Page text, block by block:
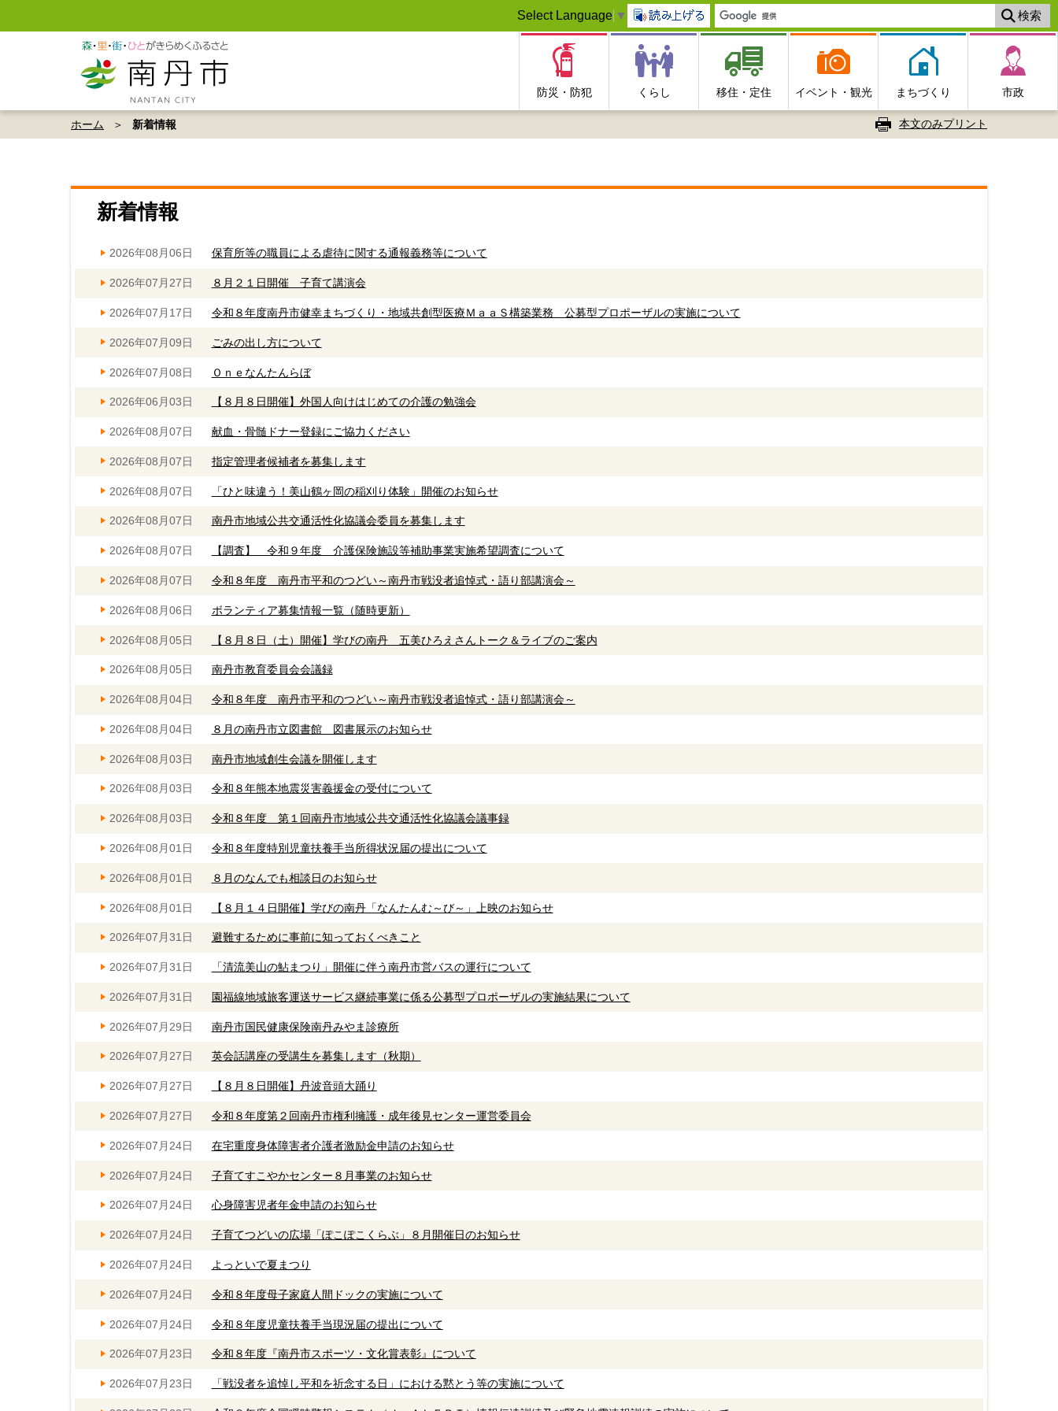
Select Language ▼
防災・防犯 くらし 移住・定住 イベント・観光 まちづくり 市政
ホーム 新着情報 本文のみプリント
新着情報
2026年08月06日 保育所等の職員による虐待に関する通報義務等について
2026年07月27日 ８月２１日開催 子育て講演会
2026年07月17日 令和８年度南丹市健幸まちづくり・地域共創型医療ＭａａＳ構築業務 公募型プロポーザルの実施について
2026年07月09日 ごみの出し方について
2026年07月08日 Ｏｎｅなんたんらぼ
2026年06月03日 【８月８日開催】外国人向けはじめての介護の勉強会
2026年08月07日 献血・骨髄ドナー登録にご協力ください
2026年08月07日 指定管理者候補者を募集します
2026年08月07日 「ひと味違う！美山鶴ヶ岡の稲刈り体験」開催のお知らせ
2026年08月07日 南丹市地域公共交通活性化協議会委員を募集します
2026年08月07日 【調査】 令和９年度 介護保険施設等補助事業実施希望調査について
2026年08月07日 令和８年度 南丹市平和のつどい～南丹市戦没者追悼式・語り部講演会～
2026年08月06日 ボランティア募集情報一覧（随時更新）
2026年08月05日 【８月８日（土）開催】学びの南丹 五美ひろえさんトーク＆ライブのご案内
2026年08月05日 南丹市教育委員会会議録
2026年08月04日 令和８年度 南丹市平和のつどい～南丹市戦没者追悼式・語り部講演会～
2026年08月04日 ８月の南丹市立図書館 図書展示のお知らせ
2026年08月03日 南丹市地域創生会議を開催します
2026年08月03日 令和８年熊本地震災害義援金の受付について
2026年08月03日 令和８年度 第１回南丹市地域公共交通活性化協議会議事録
2026年08月01日 令和８年度特別児童扶養手当所得状況届の提出について
2026年08月01日 ８月のなんでも相談日のお知らせ
2026年08月01日 【８月１４日開催】学びの南丹「なんたんむ～び～」上映のお知らせ
2026年07月31日 避難するために事前に知っておくべきこと
2026年07月31日 「清流美山の鮎まつり」開催に伴う南丹市営バスの運行について
2026年07月31日 園福線地域旅客運送サービス継続事業に係る公募型プロポーザルの実施結果について
2026年07月29日 南丹市国民健康保険南丹みやま診療所
2026年07月27日 英会話講座の受講生を募集します（秋期）
2026年07月27日 【８月８日開催】丹波音頭大踊り
2026年07月27日 令和８年度第２回南丹市権利擁護・成年後見センター運営委員会
2026年07月24日 在宅重度身体障害者介護者激励金申請のお知らせ
2026年07月24日 子育てすこやかセンター８月事業のお知らせ
2026年07月24日 心身障害児者年金申請のお知らせ
2026年07月24日 子育てつどいの広場「ぽこぽこくらぶ」８月開催日のお知らせ
2026年07月24日 よっといで夏まつり
2026年07月24日 令和８年度母子家庭人間ドックの実施について
2026年07月24日 令和８年度児童扶養手当現況届の提出について
2026年07月23日 令和８年度『南丹市スポーツ・文化賞表彰』について
2026年07月23日 「戦没者を追悼し平和を祈念する日」における黙とう等の実施について